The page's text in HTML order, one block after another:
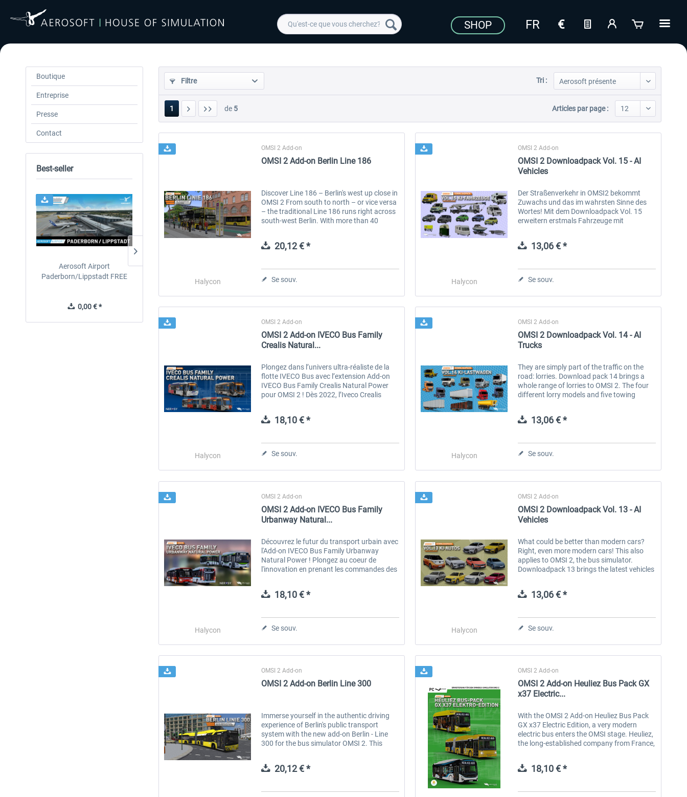
SHOP
Boutique
Entreprise
Presse
Contact
Best-seller
Aerosoft Airport
Paderborn/Lippstadt FREE
0,00 € *
24h FREE
0,00 € * 35,99 € * 3,00 € * 10,03 € * 40,29 € *
Filtre Tri :
1 de 5 Articles par page :
Halycon
OMSI 2 Add-on
OMSI 2 Add-on Berlin Line 186
Discover Line 186 – Berlin's west up close in
OMSI 2 From south to north – or vice versa
– the traditional Line 186 runs right across
south-west Berlin. With more than 40
in the south of the...
20,12 € *
Se souv. Halycon
OMSI 2 Add-on
OMSI 2 Downloadpack Vol. 15 - AI
Vehicles
Der Straßenverkehr in OMSI2 bekommt
Zuwachs und das im wahrsten Sinne des
Wortes! Mit dem Downloadpack Vol. 15
erweitern erstmals Fahrzeuge mit
frischen Wind sowie neue
Einsatzmöglichkeiten auf deine...
13,06 € *
Se souv.
Halycon
OMSI 2 Add-on
OMSI 2 Add-on IVECO Bus Family
Crealis Natural...
Plongez dans l’univers ultra-réaliste de la
flotte IVECO Bus avec l’extension Add-on
IVECO Bus Family Crealis Natural Power
pour OMSI 2 ! Dès 2022, l’Iveco Crealis
niveau de service grâce à son...
18,10 € *
Se souv. Halycon
OMSI 2 Add-on
OMSI 2 Downloadpack Vol. 14 - AI
Trucks
They are simply part of the traffic on the
road: lorries. Download pack 14 brings a
whole range of lorries to OMSI 2. The four
different lorry models and five towing
make OMSI AI traffic even more...
13,06 € *
Se souv.
Halycon
OMSI 2 Add-on
OMSI 2 Add-on IVECO Bus Family
Urbanway Natural...
Découvrez le futur du transport urbain avec
l'Add-on IVECO Bus Family Urbanway
Natural Power ! Plongez au coeur de
l'innovation en prenant les commandes des
18,10 € *
Se souv. Halycon
OMSI 2 Add-on
OMSI 2 Downloadpack Vol. 13 - AI
Vehicles
What could be better than modern cars?
Right, even more modern cars! This also
applies to OMSI 2, the bus simulator.
Downloadpack 13 brings the latest vehicles
13,06 € *
Se souv.
OMSI 2 Add-on
OMSI 2 Add-on Berlin Line 300
Immerse yourself in the authentic driving
experience of Berlin's public transport
system with the new add-on Berlin - Line
300 for the bus simulator OMSI 2. This
20,12 € *
OMSI 2 Add-on
OMSI 2 Add-on Heuliez Bus Pack GX
x37 Electric...
With the OMSI 2 Add-on Heuliez Bus Pack
GX x37 Electric Edition, a very modern
electric bus enters the OMSI stage. Heuliez,
the long-established company from France,
18,10 € *